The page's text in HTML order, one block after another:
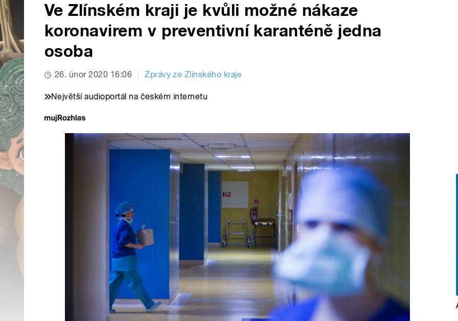
Ve Zlínském kraji je kvůli možné nákaze
koronavirem v preventivní karanténě jedna
osoba
26. únor 2020 16:06 Zprávy ze Zlínského kraje
Největší audioportál na českém internetu